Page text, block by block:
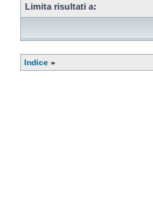
Limita risultati a:
Indice »